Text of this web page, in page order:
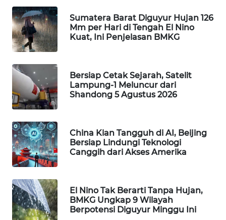
Sumatera Barat Diguyur Hujan 126
Mm per Hari di Tengah El Nino
Kuat, Ini Penjelasan BMKG
Bersiap Cetak Sejarah, Satelit
Lampung-1 Meluncur dari
Shandong 5 Agustus 2026
China Kian Tangguh di AI, Beijing
Bersiap Lindungi Teknologi
Canggih dari Akses Amerika
El Nino Tak Berarti Tanpa Hujan,
BMKG Ungkap 9 Wilayah
Berpotensi Diguyur Minggu Ini
WAHANA
SPORT
WAHANA
UMKM
WAHANA
SELEB
PERSONA
WAHANA
OTOMOTIF
WAHANA
HEALTH